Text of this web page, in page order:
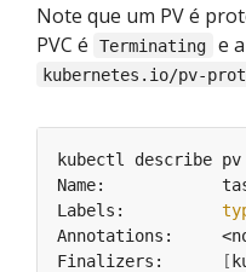
Note que um PV é
PVC é
Terminating e
kubernetes.io/pv-
Labels:
Finalizers:
[